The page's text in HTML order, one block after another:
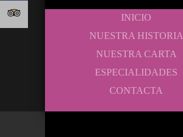
INICIO
NUESTRA HISTORIA
NUESTRA CARTA
ESPECIALIDADES
CONTACTA